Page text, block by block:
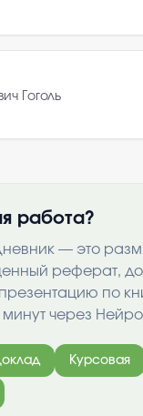
Гоголь
работа?
— это
реферат,
по
через
Курсовая